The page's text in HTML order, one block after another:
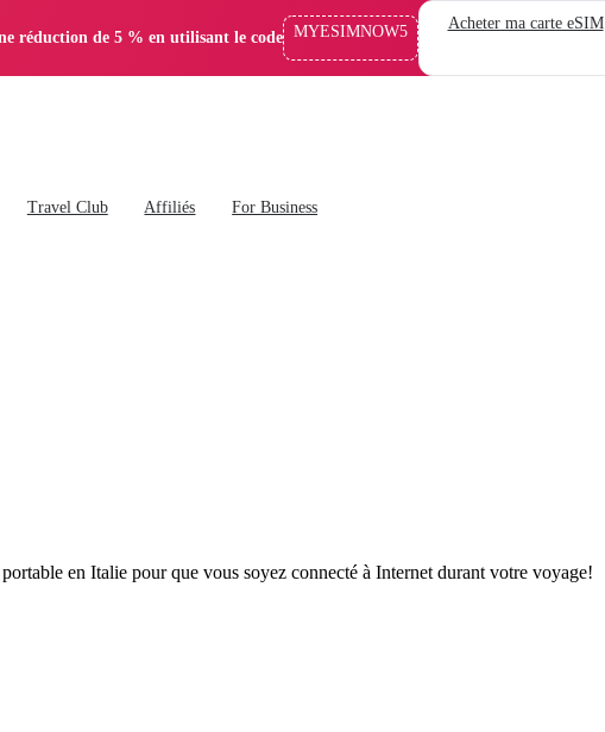
réduction de 5 % en utilisant le code MYESIMNOW5 Acheter ma carte eSIM
Travel Club Affiliés For Business
en Italie pour que vous soyez connecté à Internet durant votre voyage!